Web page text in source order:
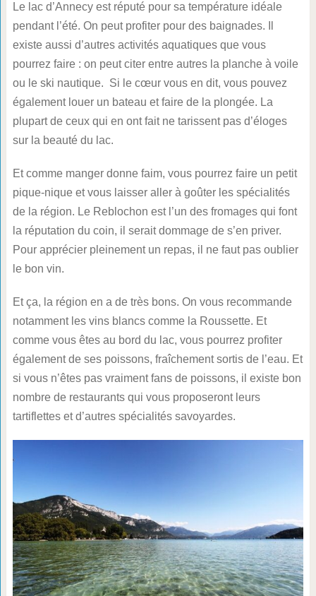
Le lac d’Annecy est réputé pour sa température idéale
pendant l’été. On peut profiter pour des baignades. Il
existe aussi d’autres activités aquatiques que vous
pourrez faire : on peut citer entre autres la planche à voile
ou le ski nautique. Si le cœur vous en dit, vous pouvez
également louer un bateau et faire de la plongée. La
plupart de ceux qui en ont fait ne tarissent pas d’éloges
sur la beauté du lac.
Et comme manger donne faim, vous pourrez faire un petit
pique-nique et vous laisser aller à goûter les spécialités
de la région. Le Reblochon est l’un des fromages qui font
la réputation du coin, il serait dommage de s’en priver.
Pour apprécier pleinement un repas, il ne faut pas oublier
le bon vin.
Et ça, la région en a de très bons. On vous recommande
notamment les vins blancs comme la Roussette. Et
comme vous êtes au bord du lac, vous pourrez profiter
également de ses poissons, fraîchement sortis de l’eau. Et
si vous n’êtes pas vraiment fans de poissons, il existe bon
nombre de restaurants qui vous proposeront leurs
tartiflettes et d’autres spécialités savoyardes.